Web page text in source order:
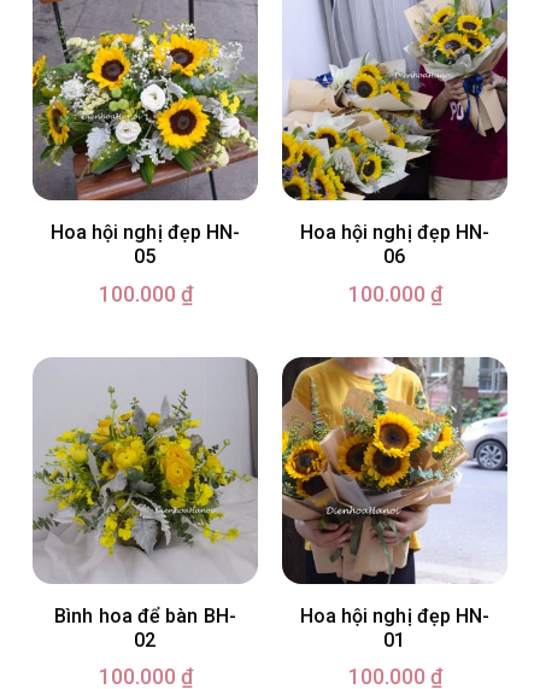
Hoa hội nghị đẹp HN-
05
100.000 ₫
Hoa hội nghị đẹp HN-
06
100.000 ₫
Bình hoa để bàn BH-
02
100.000 ₫
Hoa hội nghị đẹp HN-
01
100.000 ₫